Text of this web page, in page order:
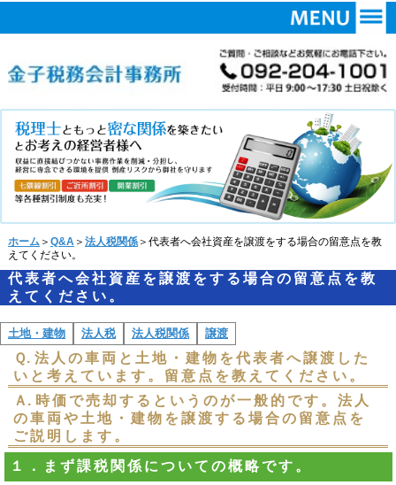
ホーム ＞ Q&A ＞ 法人税関係＞代表者へ会社資産を譲渡をする場合の留意点を教
えてください。
代表者へ会社資産を譲渡をする場合の留意点を教
えてください。
土地・建物 法人税 法人税関係 譲渡
Ｑ. 法人の車両と土地・建物を代表者へ譲渡した
いと考えています。留意点を教えてください。
Ａ. 時価で売却するというのが一般的です。法人
の車両や土地・建物を譲渡する場合の留意点を
ご説明します。
１．まず課税関係についての概略です。